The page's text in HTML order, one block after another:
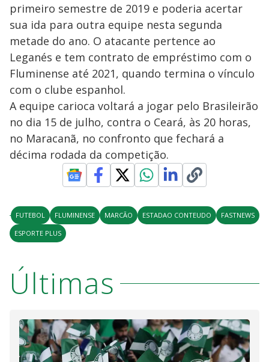
primeiro semestre de 2019 e poderia acertar
sua ida para outra equipe nesta segunda
metade do ano. O atacante pertence ao
Leganés e tem contrato de empréstimo com o
Fluminense até 2021, quando termina o vínculo
com o clube espanhol.
A equipe carioca voltará a jogar pelo Brasileirão
no dia 15 de julho, contra o Ceará, às 20 horas,
no Maracanã, no confronto que fechará a
décima rodada da competição.
FUTEBOL FLUMINENSE MARCÃO ESTADAO CONTEUDO
FASTNEWS
ESPORTE PLUS
Últimas